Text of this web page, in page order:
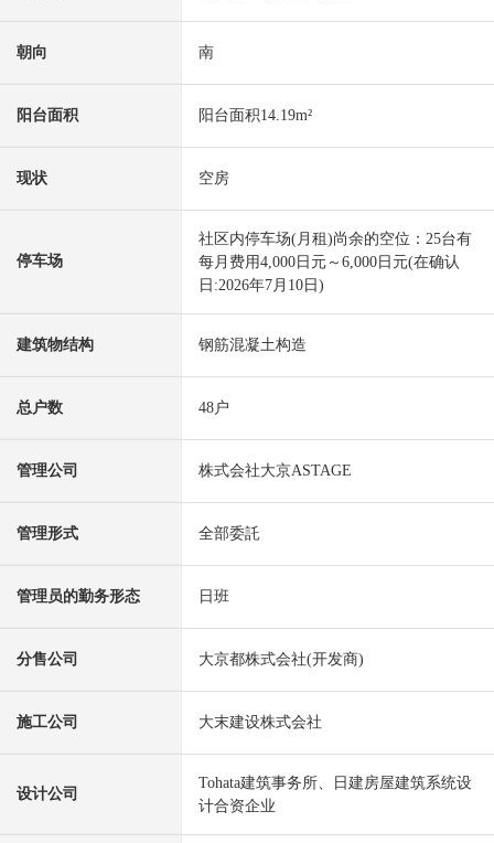
朝向 南
阳台面积 阳台面积14.19m²
现状 空房
停车场
社区内停车场(月租)尚余的空位：25台有
每月费用4,000日元～6,000日元(在确认
日:2026年7月10日)
建筑物结构 钢筋混凝土构造
总户数 48户
管理公司 株式会社大京ASTAGE
管理形式 全部委託
管理员的勤务形态 日班
分售公司 大京都株式会社(开发商)
施工公司 大末建设株式会社
设计公司
Tohata建筑事务所、日建房屋建筑系统设
计合资企业